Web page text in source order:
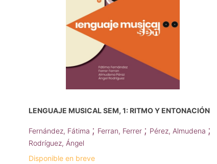
LENGUAJE MUSICAL SEM, 1: RITMO Y ENTONACIÓN
Fernández, Fátima ; Ferran, Ferrer ; Pérez, Almudena ;
Rodríguez, Ángel
Disponible en breve